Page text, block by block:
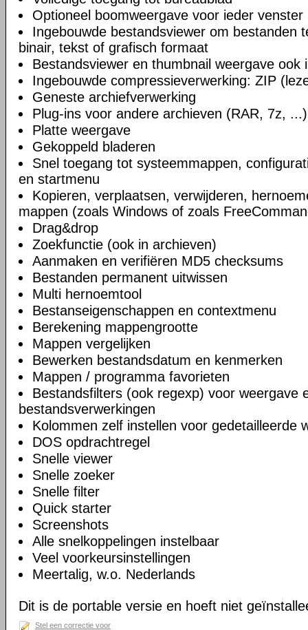
Optioneel boomweergave voor ieder venster
Ingebouwde bestandsviewer om bestanden
binair, tekst of grafisch formaat
Bestandsviewer en thumbnail weergave ook
Ingebouwde compressieverwerking: ZIP
Geneste archiefverwerking
Plug-ins voor andere archieven (RAR, 7z, ...)
Platte weergave
Gekoppeld bladeren
Snel toegang tot systeemmappen,
en startmenu
Kopieren, verplaatsen, verwijderen,
mappen (zoals Windows of zoals
Drag&drop
Zoekfunctie (ook in archieven)
Aanmaken en verifiëren MD5 checksums
Bestanden permanent uitwissen
Multi hernoemtool
Bestanseigenschappen en contextmenu
Berekening mappengrootte
Mappen vergelijken
Bewerken bestandsdatum en kenmerken
Mappen / programma favorieten
Bestandsfilters (ook regexp) voor weergave
bestandsverwerkingen
Kolommen zelf instellen voor gedetailleerde
DOS opdrachtregel
Snelle viewer
Snelle zoeker
Snelle filter
Quick starter
Screenshots
Alle snelkoppelingen instelbaar
Veel voorkeursinstellingen
Meertalig, w.o. Nederlands
Dit is de portable versie en hoeft niet
Stel een correctie voor